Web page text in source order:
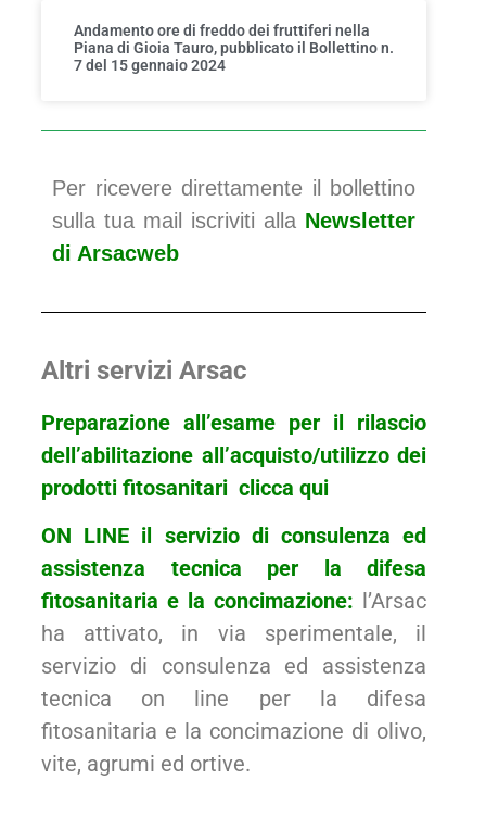
Andamento ore di freddo dei fruttiferi nella
Piana di Gioia Tauro, pubblicato il Bollettino n.
7 del 15 gennaio 2024
Per ricevere direttamente il bollettino
sulla tua mail iscriviti alla Newsletter
di Arsacweb
Altri servizi Arsac
Preparazione all’esame per il rilascio
dell’abilitazione all’acquisto/utilizzo dei
prodotti fitosanitari clicca qui
ON LINE il servizio di consulenza ed
assistenza tecnica per la difesa
fitosanitaria e la concimazione: l’Arsac
ha attivato, in via sperimentale, il
servizio di consulenza ed assistenza
tecnica on line per la difesa
fitosanitaria e la concimazione di olivo,
vite, agrumi ed ortive.